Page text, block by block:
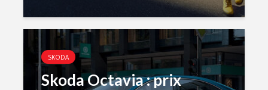
SKODA
Skoda Octavia : prix